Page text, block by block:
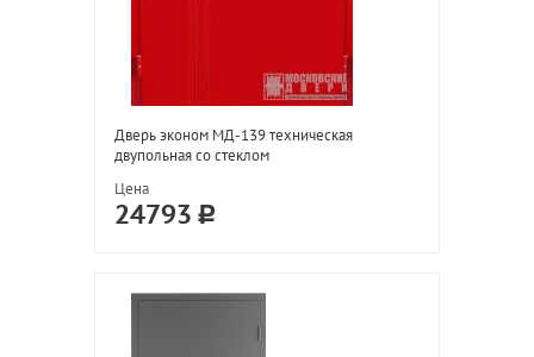
Дверь эконом МД-139 техническая
двупольная со стеклом
Цена
24793